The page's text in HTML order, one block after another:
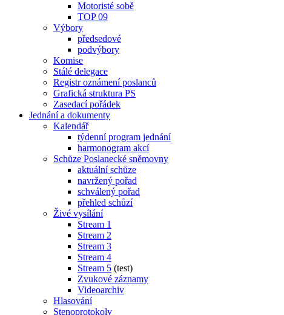
Motoristé sobě
TOP 09
Výbory
předsedové
podvýbory
Komise
Stálé delegace
Registr oznámení poslanců
Grafická struktura PS
Zasedací pořádek
Jednání a dokumenty
Kalendář
týdenní program jednání
harmonogram akcí
Schůze Poslanecké sněmovny
aktuální schůze
navržený pořad
schválený pořad
přehled schůzí
Živé vysílání
Stream 1
Stream 2
Stream 3
Stream 4
Stream 5 (test)
Zvukové záznamy
Videoarchiv
Hlasování
Stenoprotokoly